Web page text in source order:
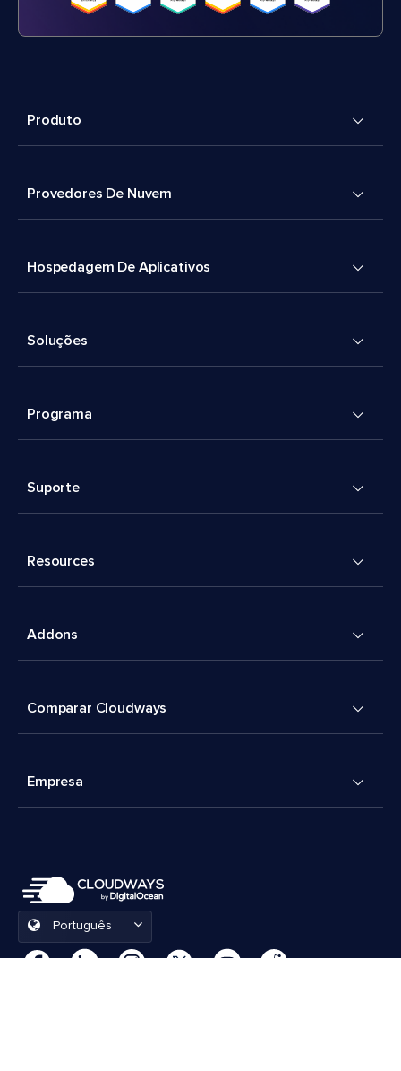
Produto
Provedores De Nuvem
Hospedagem De Aplicativos
Soluções
Programa
Suporte
Resources
Addons
Comparar Cloudways
Empresa
Português